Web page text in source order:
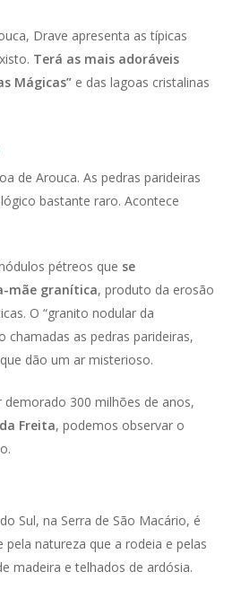
Drave apresenta as típicas
Terá as mais adoráveis
Mágicas” e das lagoas cristalinas
de Arouca. As pedras parideiras
bastante raro. Acontece
pétreos que se
mãe granítica, produto da erosão
O “granito nodular da
chamadas as pedras parideiras,
dão um ar misterioso.
demorado 300 milhões de anos,
Freita, podemos observar o
Sul, na Serra de São Macário, é
natureza que a rodeia e pelas
madeira e telhados de ardósia.